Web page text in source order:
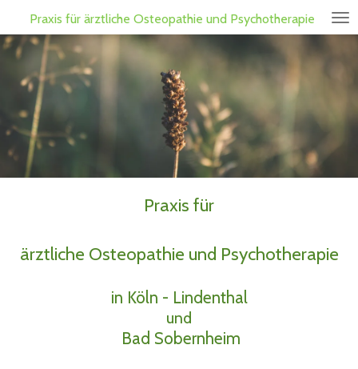
Zum
Hauptinhalt
springen
Praxis für ärztliche Osteopathie und Psychotherapie
Praxis für
ärztliche Osteopathie und Psychotherapie
in Köln - Lindenthal
und
Bad Sobernheim